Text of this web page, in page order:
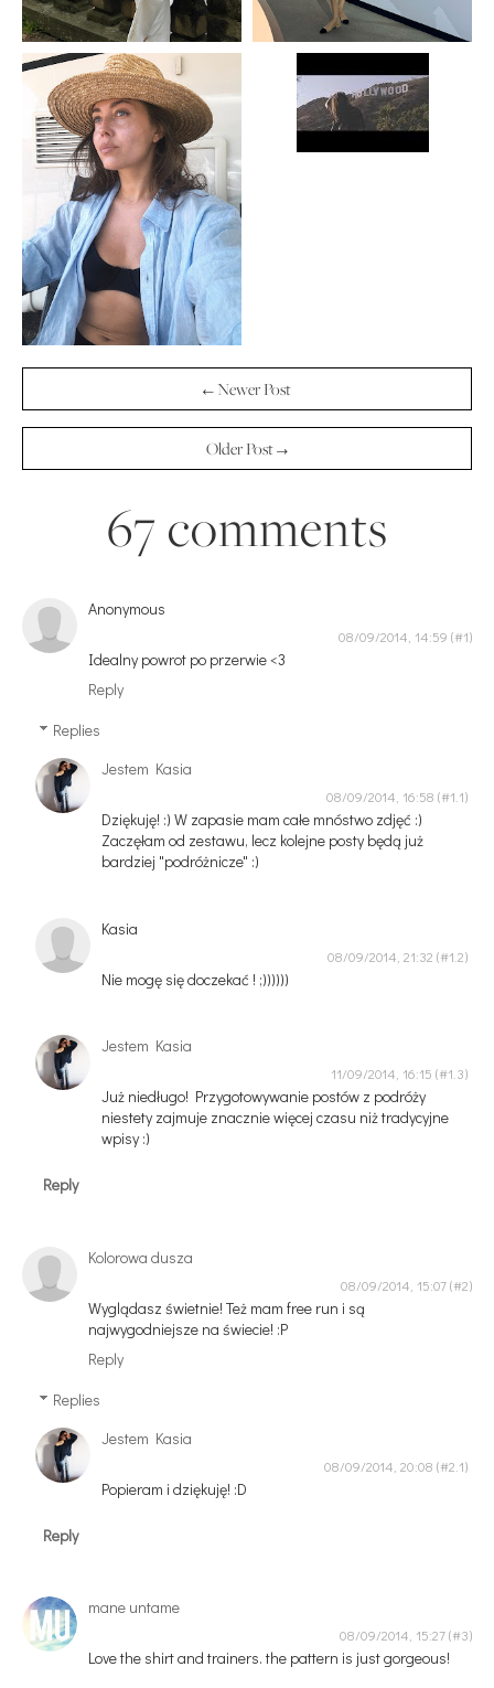
← Newer Post
Older Post →
67 comments
Anonymous
08/09/2014, 14:59
Idealny powrot po przerwie <3
Reply
Replies
Jestem Kasia
08/09/2014, 16:58
Dziękuję! :) W zapasie mam całe mnóstwo zdjęć :)
Zaczęłam od zestawu, lecz kolejne posty będą już
bardziej "podróżnicze" :)
Kasia
08/09/2014, 21:32
Nie mogę się doczekać ! ;))))))
Jestem Kasia
11/09/2014, 16:15
Już niedługo! Przygotowywanie postów z podróży
niestety zajmuje znacznie więcej czasu niż tradycyjne
wpisy :)
Reply
Kolorowa dusza
08/09/2014, 15:07
Wyglądasz świetnie! Też mam free run i są
najwygodniejsze na świecie! :P
Reply
Replies
Jestem Kasia
08/09/2014, 20:08
Popieram i dziękuję! :D
Reply
mane untame
08/09/2014, 15:27
Love the shirt and trainers. the pattern is just gorgeous!